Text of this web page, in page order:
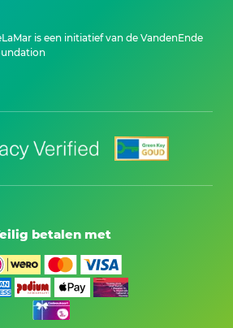
is een initiatief van de VandenEnde
betalen met